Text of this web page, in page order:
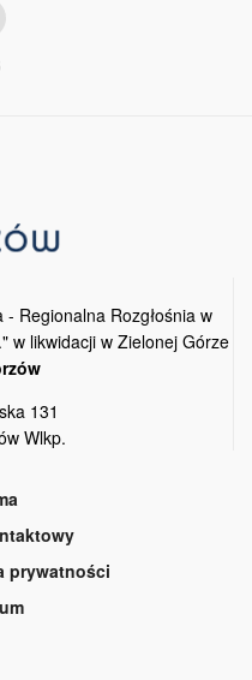
Regionalna Rozgłośnia w
w likwidacji w Zielonej Górze
131
Wlkp.
prywatności